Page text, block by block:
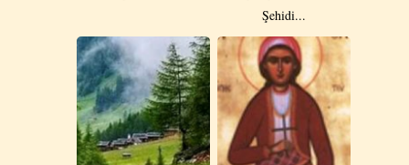
Şehidi...